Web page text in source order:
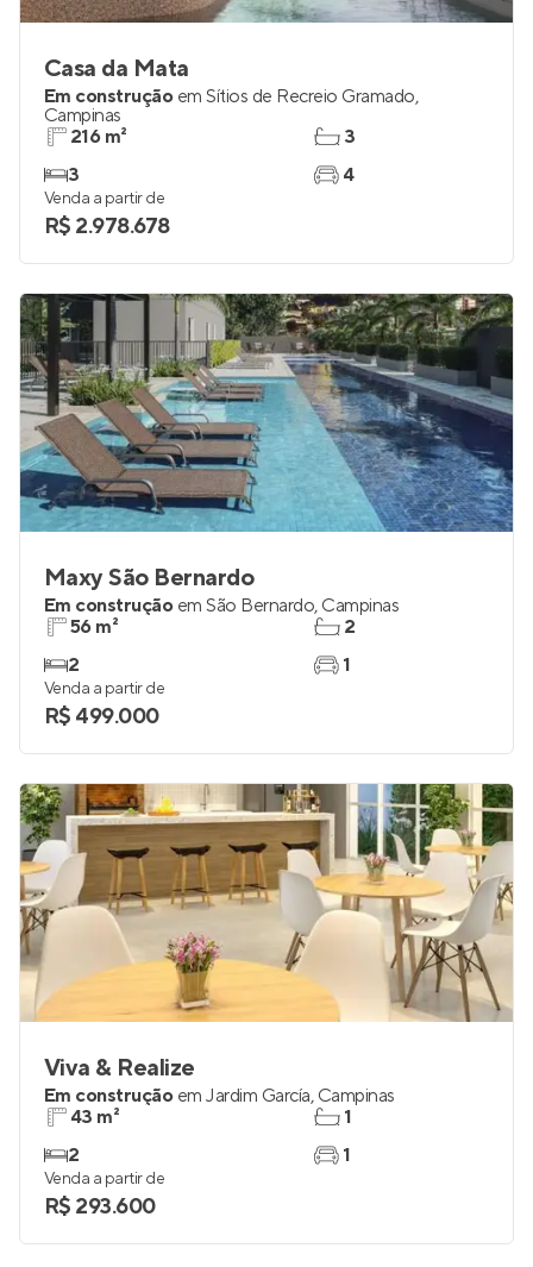
Casa da Mata
Em construção em Sítios de Recreio Gramado,
Campinas
216 m²
3
3
4
Venda a partir de
R$ 2.978.678
Maxy São Bernardo
Em construção em São Bernardo, Campinas
56 m²
2
2
1
Venda a partir de
R$ 499.000
Viva & Realize
Em construção em Jardim García, Campinas
43 m²
2
1
1
Venda a partir de
R$ 293.600